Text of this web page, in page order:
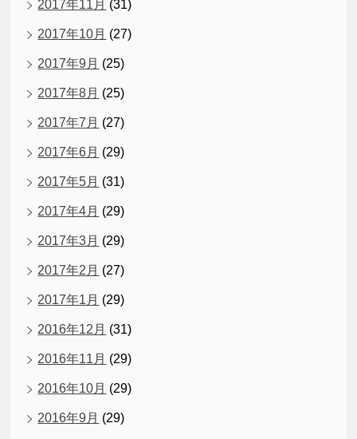
2017年11月 (31)
2017年10月 (27)
2017年9月 (25)
2017年8月 (25)
2017年7月 (27)
2017年6月 (29)
2017年5月 (31)
2017年4月 (29)
2017年3月 (29)
2017年2月 (27)
2017年1月 (29)
2016年12月 (31)
2016年11月 (29)
2016年10月 (29)
2016年9月 (29)